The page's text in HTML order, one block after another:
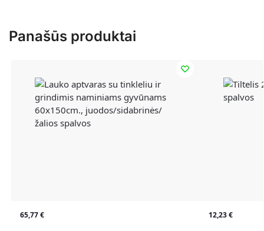
Panašūs produktai
65,77€ 12,23€